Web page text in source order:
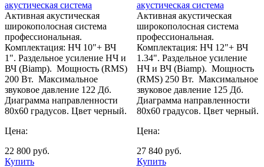
акустическая система
Активная акустическая
широкополосная система
профессиональная.
Комплектация: НЧ 10"+ ВЧ
1". Раздельное усиление НЧ и
ВЧ (Biаmp). Мощность (RMS)
200 Вт. Максимальное
звуковое давление 122 Дб.
Диаграмма направленности
80х60 градусов. Цвет черный.
Цена:
22 800 руб.
Купить
акустическая система
Активная акустическая
широкополосная система
профессиональная.
Комплектация: НЧ 12"+ ВЧ
1.34". Раздельное усиление
НЧ и ВЧ (Biаmp). Мощность
(RMS) 250 Вт. Максимальное
звуковое давление 125 Дб.
Диаграмма направленности
80х60 градусов. Цвет черный.
Цена:
27 840 руб.
Купить